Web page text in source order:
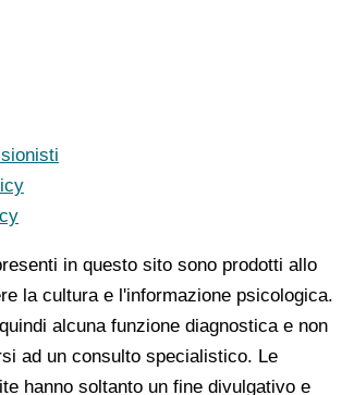
in questo sito sono prodotti allo
la cultura e l'informazione psicologica.
alcuna funzione diagnostica e non
ad un consulto specialistico. Le
hanno soltanto un fine divulgativo e